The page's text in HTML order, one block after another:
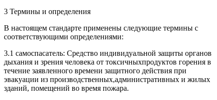
3 Термины и определения
В настоящем стандарте применены следующие термины с
соответствующими определениями:
3.1 самоспасатель: Средство индивидуальной защиты органов
дыхания и зрения человека от токсичныхпродуктов горения в
течение заявленного времени защитного действия при
эвакуации из производственных,административных и жилых
зданий, помещений во время пожара.